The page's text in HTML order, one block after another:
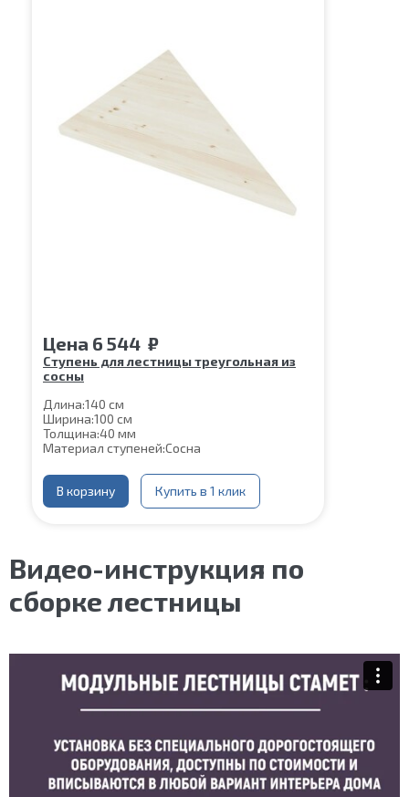
Цена 6 544 ₽
Ступень для лестницы треугольная из
сосны
Длина:140 см
Ширина:100 см
Толщина:40 мм
Материал ступеней:Сосна
В корзину Купить в 1 клик
Видео-инструкция по
сборке лестницы